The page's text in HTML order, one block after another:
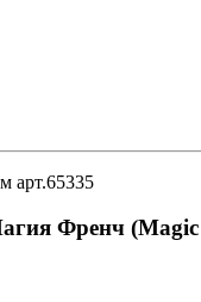
арт.65335
Френч (Magic